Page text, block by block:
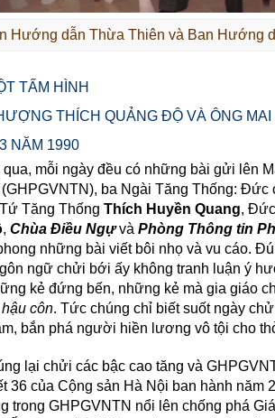
Hướng dẫn Thừa Thiên và Ban Hướng
TẤM HÌNH
THÍCH QUẢNG ĐỘ VÀ ÔNG
NĂM 1990
qua, mỗi ngày đều có những bài gửi lên
(GHPGVNTN), ba Ngài Tăng Thống:
Tăng ThốngThích Huyền Quang,
,Chùa Điều NgựvàPhòng Thông tin
những bài viết bôi nhọ và vu cáo.
ngữ chửi bới ấy không tranh luận ý
kẻ đứng bến, những kẻ mà gia giáo
côn. Tức chúng chỉ biết suốt ngày
bắn phá người hiền lương vô tội cho
lại chửi các bậc cao tăng và
36 của Cộng sản Hà Nội ban hành năm
trong GHPGVNTN nổi lên chống phá